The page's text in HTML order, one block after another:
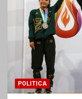
POLITICA